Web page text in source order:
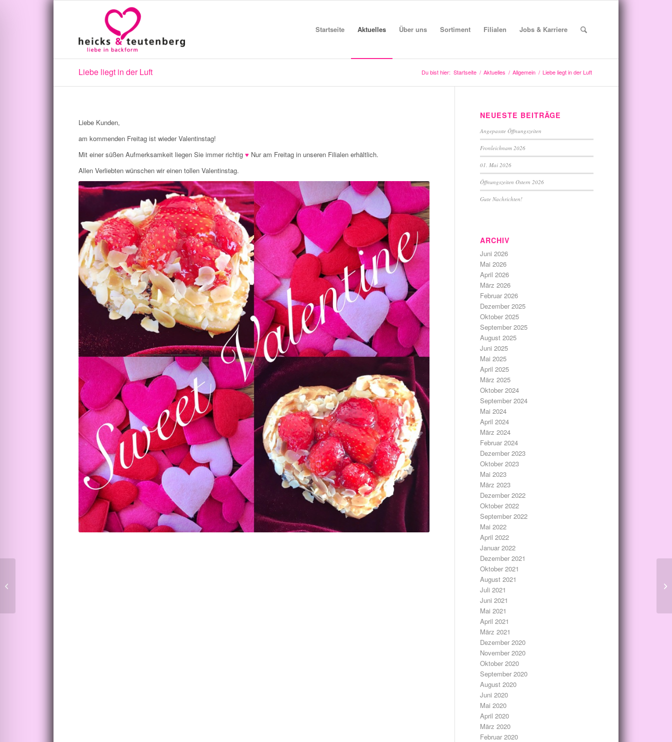
Startseite Aktuelles Über uns Sortiment Filialen Jobs & Karriere
Liebe liegt in der Luft Du bist hier: Startseite / Aktuelles / Allgemein / Liebe liegt in der Luft
Liebe Kunden,
am kommenden Freitag ist wieder Valentinstag!
Mit einer süßen Aufmerksamkeit liegen Sie immer richtig ♥ Nur am Freitag in unseren Filialen erhältlich.
Allen Verliebten wünschen wir einen tollen Valentinstag.
NEUESTE BEITRÄGE
Angepasste Öffnungszeiten
Fronleichnam 2026
01. Mai 2026
Öffnungszeiten Ostern 2026
Gute Nachrichten!
ARCHIV
Juni 2026
Mai 2026
April 2026
März 2026
Februar 2026
Dezember 2025
Oktober 2025
September 2025
August 2025
Juni 2025
Mai 2025
April 2025
März 2025
Oktober 2024
September 2024
Mai 2024
April 2024
März 2024
Februar 2024
Dezember 2023
Oktober 2023
Mai 2023
März 2023
Dezember 2022
Oktober 2022
September 2022
Mai 2022
April 2022
Januar 2022
Dezember 2021
Oktober 2021
August 2021
Juli 2021
Juni 2021
Mai 2021
April 2021
März 2021
Dezember 2020
November 2020
Oktober 2020
September 2020
August 2020
Juni 2020
Mai 2020
April 2020
März 2020
Februar 2020